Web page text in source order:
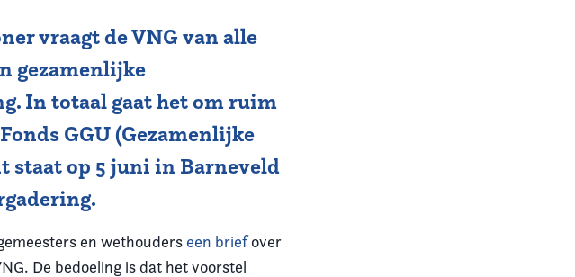
vraagt de VNG van alle
gezamenlijke
In totaal gaat het om ruim
GGU (Gezamenlijke
op 5 juni in Barneveld
en wethouders een briefover
De bedoeling is dat het voorstel